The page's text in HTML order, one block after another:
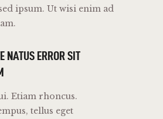
ipsum. Ut wisi enim ad
NATUS ERROR SIT
Etiam rhoncus.
tellus eget